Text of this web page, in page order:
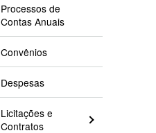
Processos de
Contas Anuais
Convênios
Despesas
Licitações e
Contratos